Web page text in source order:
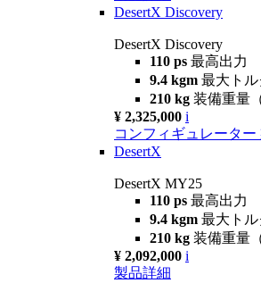
DesertX Discovery
DesertX Discovery
110 ps 最高出力
9.4 kgm 最大トル
210 kg 装備重量
¥ 2,325,000 i
コンフィギュレーター
DesertX
DesertX MY25
110 ps 最高出力
9.4 kgm 最大トル
210 kg 装備重量
¥ 2,092,000 i
製品詳細